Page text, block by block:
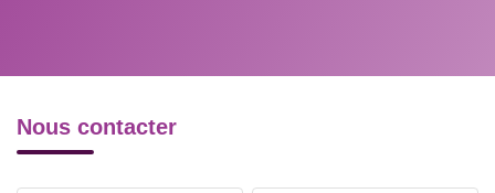
Nous contacter